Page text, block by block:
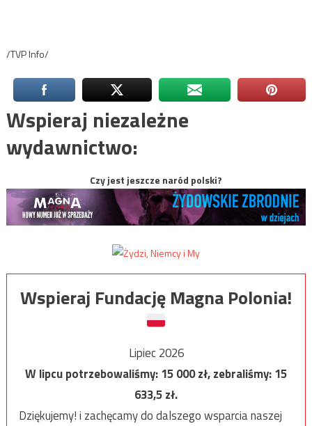
/TVP Info/
Wspieraj niezależne
wydawnictwo:
Czy jest jeszcze naród polski?
Wspieraj Fundację Magna Polonia!
Lipiec 2026
W lipcu potrzebowaliśmy:15 000zł, zebraliśmy:15
633,5zł.
Dziękujemy! i zachęcamy do dalszego wsparcia naszej